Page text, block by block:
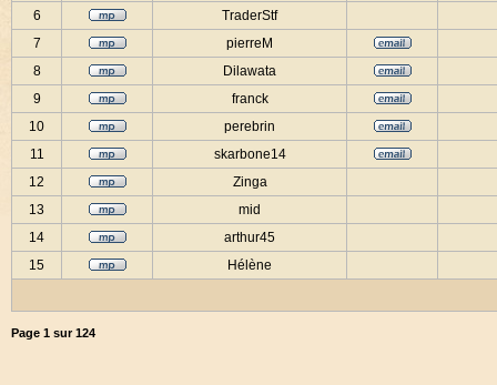
6
TraderStf
7
pierreM
8
Dilawata
9
franck
10
perebrin
11
skarbone14
12
Zinga
13
mid
14
arthur45
15
Hélène
Page 1 sur124